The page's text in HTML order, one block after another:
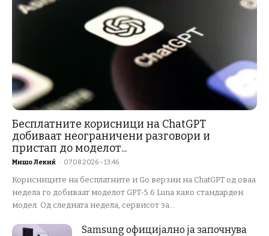
Бесплатните корисници на ChatGPT
добиваат неограничени разговори и
пристап до моделот...
Мишо Лекиќ - 07.08.2026 - 13:46
Корисниците на бесплатните и Go верзии на ChatGPT од оваа
недела го добиваат моделот GPT-5.6 Luna како стандарден
модел. Од следната недела, сервисот за...
Samsung официјално ја започнува